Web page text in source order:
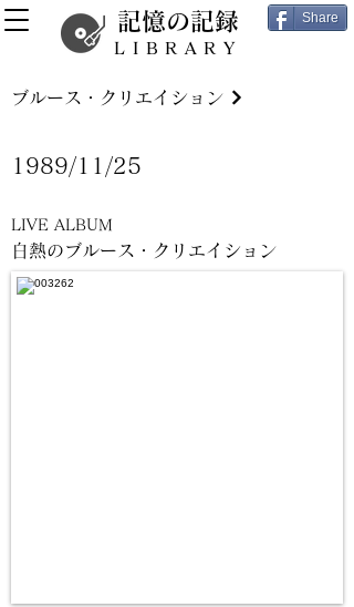
記憶の記録
LIBRARY
Share
白熱のブルース・クリエイション
ブルース・クリエイション
1989/11/25
LIVE ALBUM